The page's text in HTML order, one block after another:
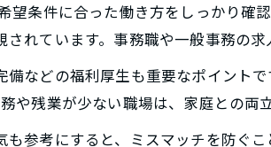
保険 求人の研修内容とサ
事務職で始める保険 求人
保険 求人で求められる
望条件に合った働き方をしっかり確
れています。事務職や一般事務の求
などの福利厚生も重要なポイント
や残業が少ない職場は、家庭との両
参考にすると、ミスマッチを防ぐ